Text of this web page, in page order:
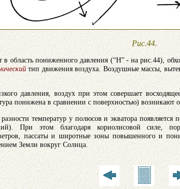
Рис.44.
в область пониженного давления (“Н” - на рис.44),
тип движения воздуха. Воздушные массы,
давления, воздух при этом совершает
понижена в сравнении с поверхностью) возникают
температур у полюсов и экватора
При этом благодаря кориолисовой силе,
пассаты и широтные зоны повышенного и
Земли вокруг Солнца.